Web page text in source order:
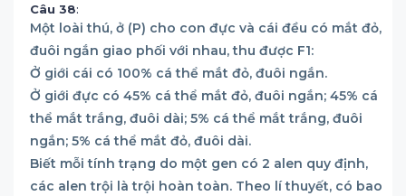
Câu 38:
Một loài thú, ở (P) cho con đực và cái đều có mắt đỏ,
đuôi ngắn giao phối với nhau, thu được F1:
Ở giới cái có 100% cá thể mắt đỏ, đuôi ngắn.
Ở giới đực có 45% cá thể mắt đỏ, đuôi ngắn; 45% cá
thể mắt trắng, đuôi dài; 5% cá thể mắt trắng, đuôi
ngắn; 5% cá thể mắt đỏ, đuôi dài.
Biết mỗi tính trạng do một gen có 2 alen quy định,
các alen trội là trội hoàn toàn. Theo lí thuyết, có bao